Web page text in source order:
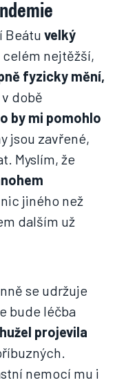
Beátu velký
celém nejtěžší,
fyzicky mění,
době
by mi pomohlo
jsou zavřené,
Myslím, že
jiného než
dalším už
se udržuje
bude léčba
projevila
nemocí mu i